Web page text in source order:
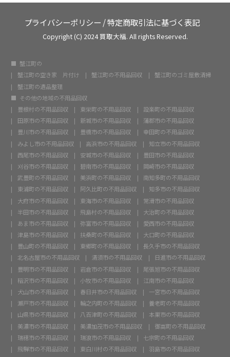
プライバシーポリシー /特定商取引法に基づく表記
Copyright (C) 2024 買取大福. All rights Reserved.
蟹江町の
蟹江町の空き家 片付け
蟹江町の不用品回収
蟹江町のゴミ屋敷清掃
蟹江町の遺品整理
その他の地域の不用品回収
豊根村の不用品回収
東栄町の不用品回収
設楽町の不用品回収
田原市の不用品回収
新城市の不用品回収
蒲郡市の不用品回収
豊川市の不用品回収
豊橋市の不用品回収
幸田町の不用品回収
みよし市の不用品回収
高浜市の不用品回収
知立市の不用品回収
西尾市の不用品回収
安城市の不用品回収
豊田市の不用品回収
刈谷市の不用品回収
碧南市の不用品回収
岡崎市の不用品回収
武豊町の不用品回収
美浜町の不用品回収
南知多町の不用品回収
東浦町の不用品回収
阿久比町の不用品回収
知多市の不用品回収
大府市の不用品回収
東海市の不用品回収
常滑市の不用品回収
半田市の不用品回収
飛島村の不用品回収
大治町の不用品回収
あま市の不用品回収
弥富市の不用品回収
愛西市の不用品回収
津島市の不用品回収
扶桑町の不用品回収
大口町の不用品回収
豊山町の不用品回収
東郷町の不用品回収
長久手市の不用品回収
北名古屋市の不用品回収
清須市の不用品回収
日進市の不用品回収
豊明市の不用品回収
岩倉市の不用品回収
尾張旭市の不用品回収
稲沢市の不用品回収
小牧市の不用品回収
江南市の不用品回収
犬山市の不用品回収
春日井市の不用品回収
一宮市の不用品回収
瀬戸市の不用品回収
輪之内町の不用品回収
養老町の不用品回収
山県市の不用品回収
八百津町の不用品回収
本巣市の不用品回収
美濃市の不用品回収
美濃加茂市の不用品回収
御嵩町の不用品回収
瑞穂市の不用品回収
瑞浪市の不用品回収
七宗町の不用品回収
飛騨市の不用品回収
東白川村の不用品回収
羽島市の不用品回収